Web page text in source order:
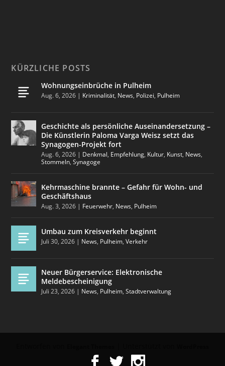
KÜRZLICHE POSTS
Wohnungseinbrüche in Pulheim
Aug. 6, 2026 | Kriminalität, News, Polizei, Pulheim
Geschichte als persönliche Auseinandersetzung –
Die Künstlerin Paloma Varga Weisz setzt das
Synagogen-Projekt fort
Aug. 6, 2026 | Denkmal, Empfehlung, Kultur, Kunst, News,
Stommeln,Synagoge
Kehrmaschine brannte – Gefahr für Wohn- und
Geschäftshaus
Aug. 3, 2026 | Feuerwehr, News, Pulheim
Umbau zum Kreisverkehr beginnt
Juli 30, 2026 | News, Pulheim,Verkehr
Neuer Bürgerservice: Elektronische
Meldebescheinigung
Juli 23, 2026 | News, Pulheim,Stadtverwaltung